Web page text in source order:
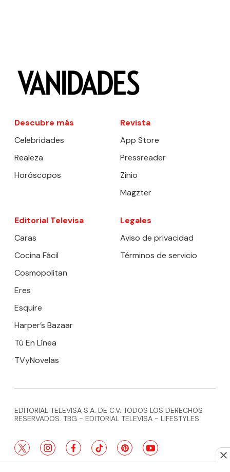
Descubre más
Celebridades
Realeza
Horóscopos
Revista
App Store
Pressreader
Zinio
Magzter
Editorial Televisa
Caras
Cocina Fácil
Cosmopolitan
Eres
Esquire
Harper’s Bazaar
Tú En Línea
TVyNovelas
Legales
Aviso de privacidad
Términos de servicio
EDITORIAL TELEVISA S.A. DE C.V. TODOS LOS DERECHOS
RESERVADOS. TBG - EDITORIAL TELEVISA - LIFESTYLES
twitterinstagramfacebooktiktokpinterestyoutube